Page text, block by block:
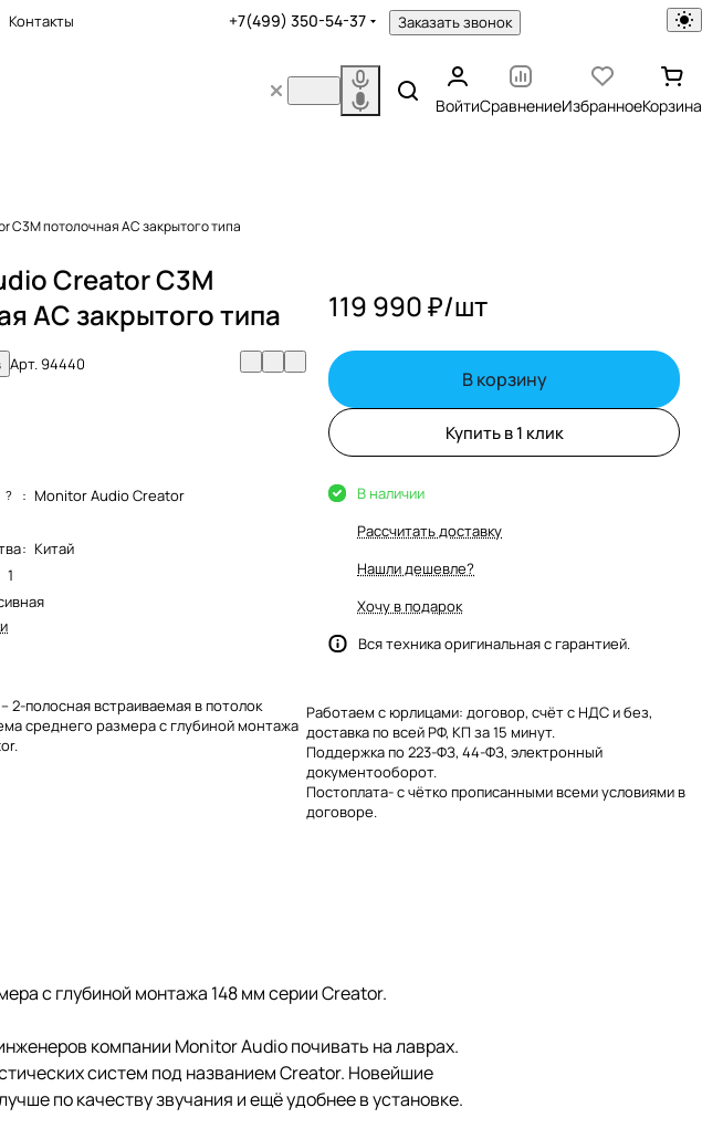
Контакты +7(499) 350-54-37 Заказать звонок
ВойтиСравнениеИзбранноеКорзина
C3M потолочная АС закрытого типа
Creator C3M
АС закрытого типа
Арт.94440
? : Monitor Audio Creator
: Китай
1
2-полосная встраиваемая в потолок
среднего размера с глубиной монтажа
119 990 ₽/шт
В корзину
Купить в 1 клик
В наличии
Рассчитать доставку
Нашли дешевле?
Хочу в подарок
Вся техника оригинальная с гарантией.
Работаем с юрлицами: договор, счёт с НДС и без,
доставка по всей РФ, КП за 15 минут.
Поддержка по 223-ФЗ, 44-ФЗ, электронный
документооборот.
Постоплата- с чётко прописанными всеми условиями в
договоре.
с глубиной монтажа 148 мм серии Creator.
компании Monitor Audio почивать на лаврах.
систем под названием Creator. Новейшие
по качеству звучания и ещё удобнее в установке.